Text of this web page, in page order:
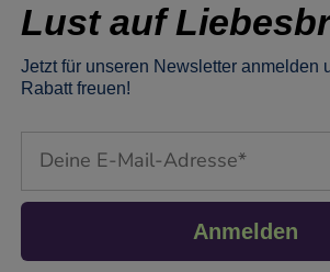
Lust auf
Jetzt für unseren Newsletter anmelden
Rabatt freuen!
Anmelden